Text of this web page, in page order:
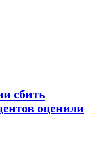
сбить
оценили